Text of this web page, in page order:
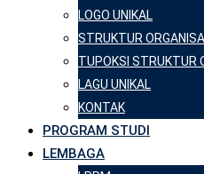
LOGO UNIKAL
STRUKTUR
TUPOKSI STRUKTUR
LAGU UNIKAL
KONTAK
PROGRAM STUDI
LEMBAGA